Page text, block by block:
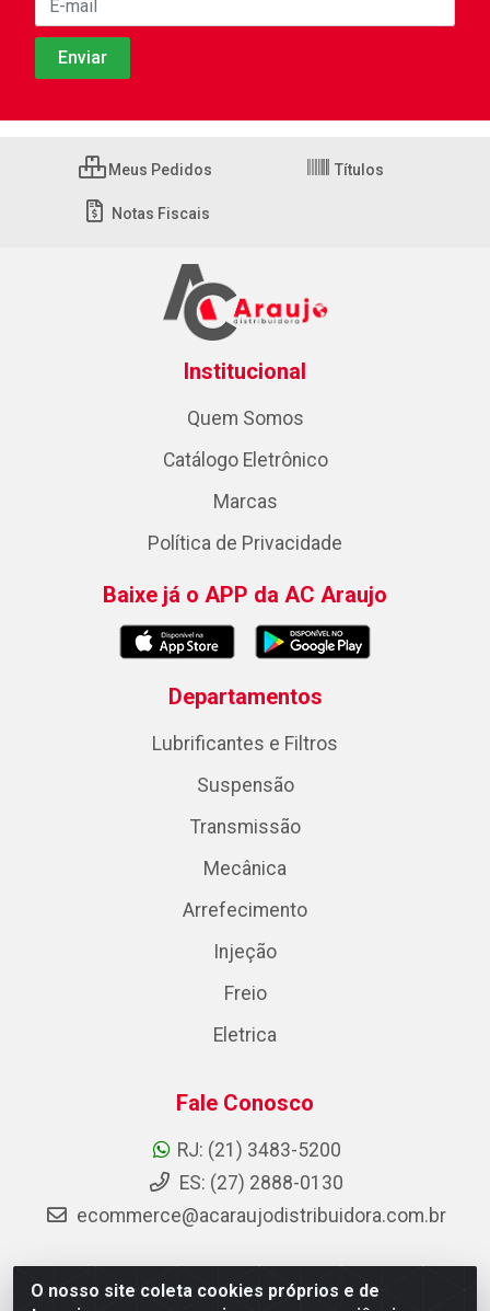
O nosso site coleta cookies próprios e de
Meus Pedidos Títulos
Notas Fiscais
Institucional
Quem Somos
Catálogo Eletrônico
Marcas
Política de Privacidade
Baixe já o APP da AC Araujo
Departamentos
Lubrificantes e Filtros
Suspensão
Transmissão
Mecânica
Arrefecimento
Injeção
Freio
Eletrica
Fale Conosco
RJ: (21) 3483-5200
ES: (27) 2888-0130
ecommerce@acaraujodistribuidora.com.br
AC Araujo Distribuidora - Rua Carneiro de Campos, 42 -